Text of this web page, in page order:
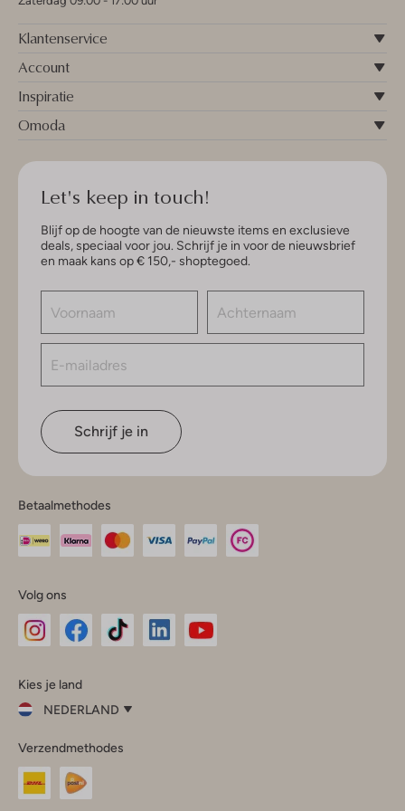
Klantenservice
Account
Inspiratie
Omoda
Let's keep in touch!
Blijf op de hoogte van de nieuwste items en exclusieve
deals, speciaal voor jou. Schrijf je in voor de nieuwsbrief
en maak kans op € 150,- shoptegoed.
Schrijf je in
Betaalmethodes
Volg ons
InstagramFacebook
Kies je land
NEDERLAND
je
land
Nederland
Verzendmethodes